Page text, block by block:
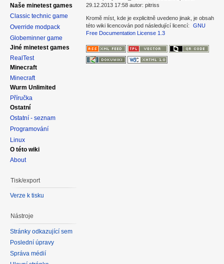
Naše minetest games
Classic technic game
Override modpack
Globeminner game
Jiné minetest games
RealTest
Minecraft
Minecraft
Wurm Unlimited
Příručka
Ostatní
Ostatní - seznam
Programování
Linux
O této wiki
About
Tisk/export
Verze k tisku
Nástroje
Stránky odkazující sem
Poslední úpravy
Správa médií
29.12.2013 17:58 autor: pitriss
Kromě míst, kde je explicitně uvedeno jinak, je obsah
této wiki licencován pod následující licencí:
GNU
Free Documentation License 1.3